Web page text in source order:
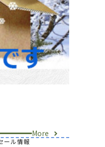
More
ール情報